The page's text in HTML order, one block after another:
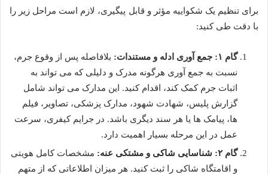
برای تنظیم یک شکواییه مؤثر و قابل پیگیری، لازم است مراحل زیر را
با دقت طی کنید:
گام ۱: جمع آوری ادله و مستندات:
بلافاصله پس از وقوع جرم،
نسبت به جمع آوری هرگونه مدرک و دلیلی که می تواند به
اثبات جرم کمک کند، اقدام کنید. این مدارک می تواند شامل
گزارش پلیس، شهادت شهود، مدارک پزشکی، تصاویر، فیلم
ها، پیامک ها یا هر سند دیگری باشد. در جرایم کیفری، سرعت
عمل در این مرحله بسیار اهمیت دارد.
گام ۲: شناسایی شاکی و مشتکی عنه:
مشخصات کامل هویتی
و اقامتگاه شاکی را ثبت کنید. هر میزان اطلاعاتی که از متهم